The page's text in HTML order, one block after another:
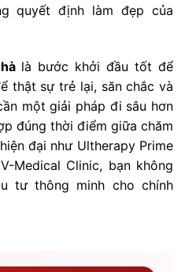
quyết định làm đẹp của
là bước khởi đầu tốt để
thật sự trẻ lại, săn chắc và
một giải pháp đi sâu hơn
đúng thời điểm giữa chăm
đại như Ultherapy Prime
Medical Clinic, bạn không
tư thông minh cho chính